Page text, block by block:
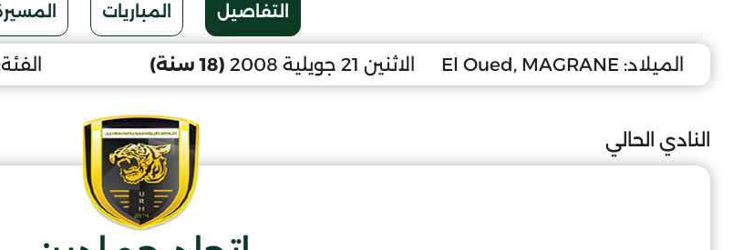
التفاصيل المباريات
الميلاد: El Oued, MAGRANE الاثنين 21 جويلية 2008 (18 سنة)
النادي الحالي